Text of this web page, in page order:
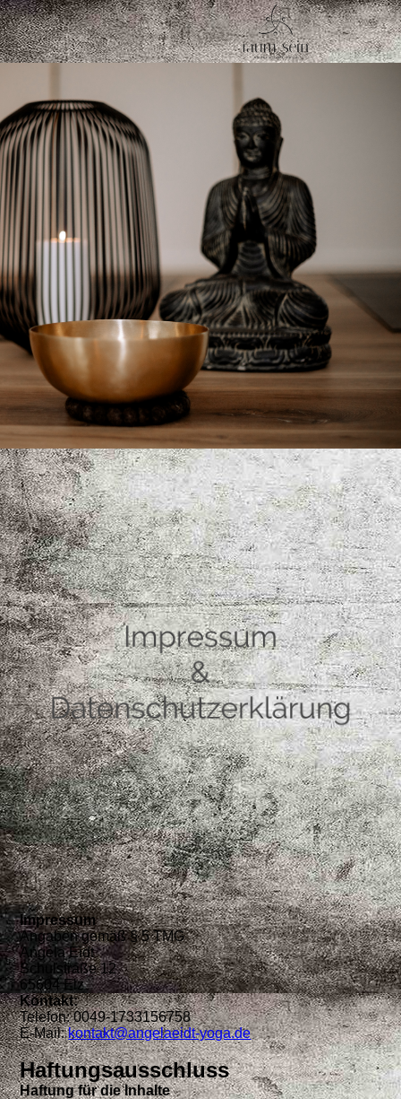
Impressum
Angaben gemäß § 5 TMG
Angela Eidt
Schulstraße 12
65604 Elz
Kontakt:
Telefon: 0049-1733156758
E-Mail:kontakt@angelaeidt-yoga.de
Haftungsausschluss
Haftung fürdie Inhalte